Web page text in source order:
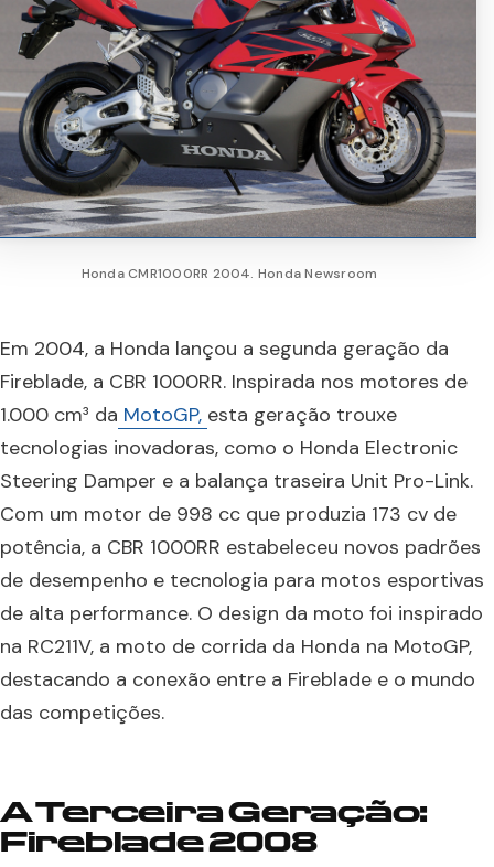
Honda CMR1000RR 2004. Honda Newsroom
Em 2004, a Honda lançou a segunda geração da
Fireblade, a CBR 1000RR. Inspirada nos motores de
1.000 cm³ da MotoGP, esta geração trouxe
tecnologias inovadoras, como o Honda Electronic
Steering Damper e a balança traseira Unit Pro-Link.
Com um motor de 998 cc que produzia 173 cv de
potência, a CBR 1000RR estabeleceu novos padrões
de desempenho e tecnologia para motos esportivas
de alta performance. O design da moto foi inspirado
na RC211V, a moto de corrida da Honda na MotoGP,
destacando a conexão entre a Fireblade e o mundo
das competições.
A Terceira Geração:
Fireblade 2008